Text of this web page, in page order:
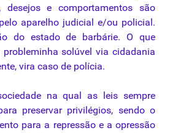
desejos e comportamentos são
aparelho judicial e/ou policial.
do estado de barbárie. O que
probleminha solúvel via cidadania
vira caso de polícia.
na qual as leis sempre
preservar privilégios, sendo o
para a repressão e a opressão